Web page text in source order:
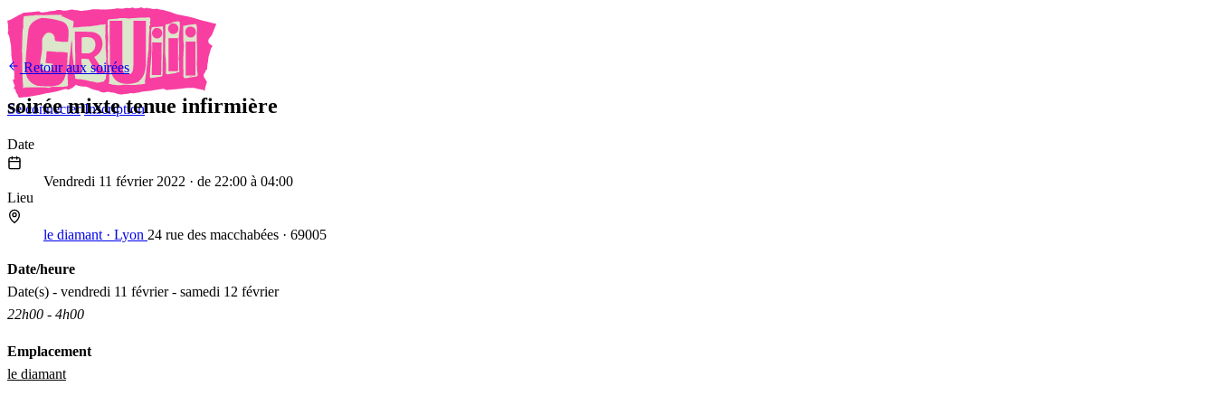
Se connecter Inscription
Retour aux soirées
soirée mixte tenue infirmière
Date
Vendredi 11 février 2022 · de 22:00 à 04:00
Lieu
le diamant · Lyon 24 rue des macchabées · 69005
Date/heure
Date(s) - vendredi 11 février - samedi 12 février
22h00 - 4h00
Emplacement
le diamant